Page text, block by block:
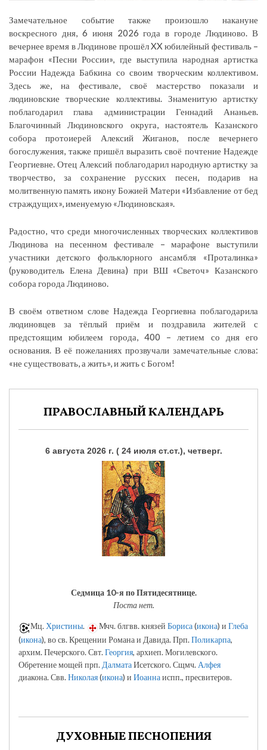
Замечательное событие также произошло накануне
воскресного дня, 6 июня 2026 года в городе Людиново. В
вечернее время в Людинове прошёл XX юбилейный фестиваль –
марафон «Песни России», где выступила народная артистка
России Надежда Бабкина со своим творческим коллективом.
Здесь же, на фестивале, своё мастерство показали и
людиновские творческие коллективы. Знаменитую артистку
поблагодарил глава администрации Геннадий Ананьев.
Благочинный Людиновского округа, настоятель Казанского
собора протоиерей Алексий Жиганов, после вечернего
богослужения, также пришёл выразить своё почтение Надежде
Георгиевне. Отец Алексий поблагодарил народную артистку за
творчество, за сохранение русских песен, подарив на
молитвенную память икону Божией Матери «Избавление от бед
страждущих», именуемую «Людиновская».
Радостно, что среди многочисленных творческих коллективов
Людинова на песенном фестивале – марафоне выступили
участники детского фольклорного ансамбля «Проталинка»
(руководитель Елена Девина) при ВШ «Светоч» Казанского
собора города Людиново.
В своём ответном слове Надежда Георгиевна поблагодарила
людиновцев за тёплый приём и поздравила жителей с
предстоящим юбилеем города, 400 – летием со дня его
основания. В её пожеланиях прозвучали замечательные слова:
«не существовать, а жить», и жить с Богом!
ПРАВОСЛАВНЫЙ КАЛЕНДАРЬ
6 августа 2026 г. ( 24 июля ст.ст.), четверг.
Седмица 10-я по Пятидесятнице.
Поста нет.
Мц. Христины. Мчч. блгвв. князей Бориса(икона) и Глеба
(икона), во св. Крещении Романа и Давида. Прп.Поликарпа,
архим. Печерского. Свт.Георгия, архиеп. Могилевского.
Обретение мощей прп.ДалматаИсетского. Сщмч.Алфея
диакона. Свв.Николая(икона) и Иоаннаиспп., пресвитеров.
ДУХОВНЫЕ ПЕСНОПЕНИЯ